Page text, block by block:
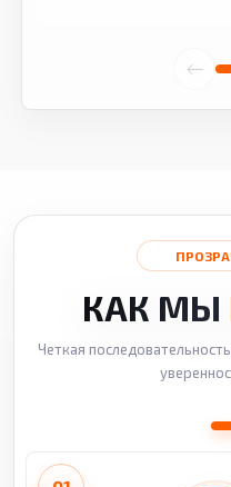
КАК МЫ
Четкая